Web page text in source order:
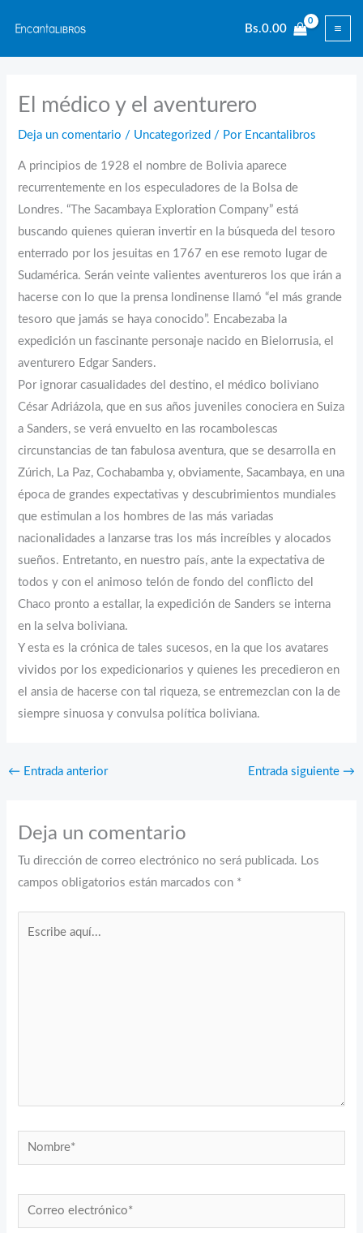
contenido
Bs.0.00
El médico y el aventurero
Deja un comentario / Uncategorized / Por Encantalibros
A principios de 1928 el nombre de Bolivia aparece
recurrentemente en los especuladores de la Bolsa de
Londres. “The Sacambaya Exploration Company” está
buscando quienes quieran invertir en la búsqueda del tesoro
enterrado por los jesuitas en 1767 en ese remoto lugar de
Sudamérica. Serán veinte valientes aventureros los que irán a
hacerse con lo que la prensa londinense llamó “el más grande
tesoro que jamás se haya conocido”. Encabezaba la
expedición un fascinante personaje nacido en Bielorrusia, el
aventurero Edgar Sanders.
Por ignorar casualidades del destino, el médico boliviano
César Adriázola, que en sus años juveniles conociera en Suiza
a Sanders, se verá envuelto en las rocambolescas
circunstancias de tan fabulosa aventura, que se desarrolla en
Zúrich, La Paz, Cochabamba y, obviamente, Sacambaya, en una
época de grandes expectativas y descubrimientos mundiales
que estimulan a los hombres de las más variadas
nacionalidades a lanzarse tras los más increíbles y alocados
sueños. Entretanto, en nuestro país, ante la expectativa de
todos y con el animoso telón de fondo del conflicto del
Chaco pronto a estallar, la expedición de Sanders se interna
en la selva boliviana.
Y esta es la crónica de tales sucesos, en la que los avatares
vividos por los expedicionarios y quienes les precedieron en
el ansia de hacerse con tal riqueza, se entremezclan con la de
siempre sinuosa y convulsa política boliviana.
← Entrada anterior Entrada siguiente →
Deja un comentario
Tu dirección de correo electrónico no será publicada. Los
campos obligatorios están marcados con *
Nombre*
Correo
electrónico*